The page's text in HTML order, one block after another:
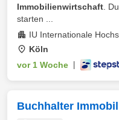
Immobilienwirtschaft .
starten ...
IU Internationale
Köln
vor 1 Woche
Buchhalter